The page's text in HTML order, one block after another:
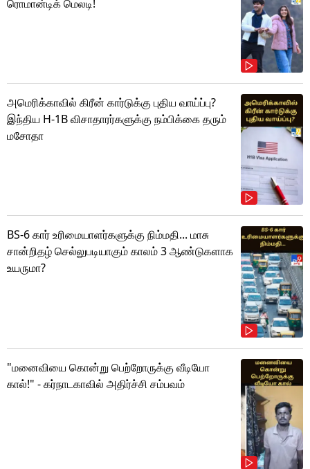
ரொமான்டிக் மெலடி!
அமெரிக்காவில் கிரீன் கார்டுக்கு புதிய வாய்ப்பு?
இந்திய H-1B விசாதாரர்களுக்கு நம்பிக்கை தரும்
மசோதா
BS-6 கார் உரிமையாளர்களுக்கு நிம்மதி... மாசு
சான்றிதழ் செல்லுபடியாகும் காலம் 3 ஆண்டுகளாக
உயருமா?
"மனைவியை கொன்று பெற்றோருக்கு வீடியோ
கால்!" - கர்நாடகாவில் அதிர்ச்சி சம்பவம்